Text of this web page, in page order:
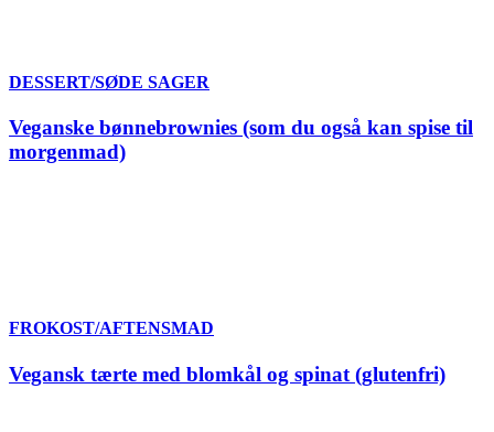
DESSERT/SØDE SAGER
Veganske bønnebrownies (som du også kan spise til
morgenmad)
FROKOST/AFTENSMAD
Vegansk tærte med blomkål og spinat (glutenfri)